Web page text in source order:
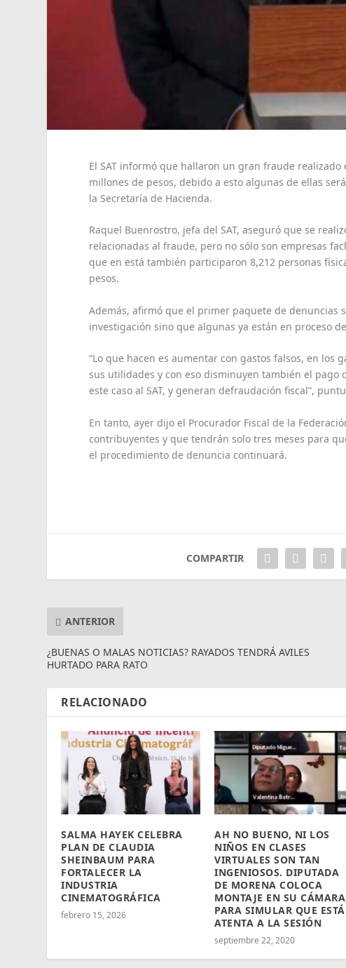
El SAT informó que hallaron un gran fraude
millones de pesos, debido a esto algunas de ellas
la Secretaría de Hacienda.
Raquel Buenrostro, jefa del SAT, aseguró que se
relacionadas al fraude, pero no sólo son empresas
que en está también participaron 8,212 personas
pesos.
Además, afirmó que el primer paquete de denuncias
investigación sino que algunas ya están en proceso
“Lo que hacen es aumentar con gastos falsos, en
sus utilidades y con eso disminuyen también el pago
este caso al SAT, y generan defraudación fiscal”,
En tanto, ayer dijo el Procurador Fiscal de la
contribuyentes y que tendrán solo tres meses para
el procedimiento de denuncia continuará.
COMPARTIR
ANTERIOR
¿BUENAS O MALAS NOTICIAS? RAYADOS TENDRÁ AVILES
HURTADO PARA RATO
RELACIONADO
SALMA HAYEK CELEBRA
PLAN DE CLAUDIA
SHEINBAUM PARA
FORTALECER LA
INDUSTRIA
CINEMATOGRÁFICA
febrero 15, 2026
AH NO BUENO, NI LOS
NIÑOS EN CLASES
VIRTUALES SON TAN
INGENIOSOS. DIPUTADA
DE MORENA COLOCA
MONTAJE EN SU CÁMARA
PARA SIMULAR QUE ESTÁ
ATENTA A LA SESIÓN
septiembre 22, 2020